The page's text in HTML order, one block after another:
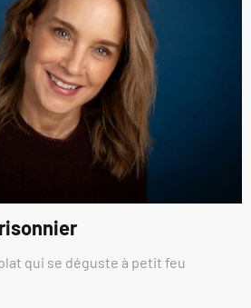
qui se déguste à petit feu